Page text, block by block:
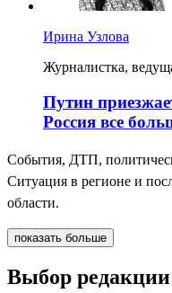
Ирина Узлова
Журналистка,
Путин
Россия все
События, ДТП,
Ситуация в регионе и
области.
показать больше
Выбор редакции